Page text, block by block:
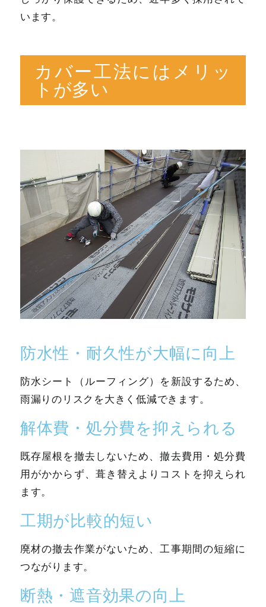
います。
カバー工法にはメリッ
トが多い
防水性・耐久性が大幅に向上
防水シート（ルーフィング）を新設するため、
雨漏りのリスクを大きく低減できます。
解体費・処分費を抑えられる
既存屋根を撤去しないため、撤去費用・処分費
用がかからず、葺き替えよりコストを抑えられ
ます。
工期が比較的短い
廃材の撤去作業がないため、工事期間の短縮に
つながります。
断熱・遮音効果の向上